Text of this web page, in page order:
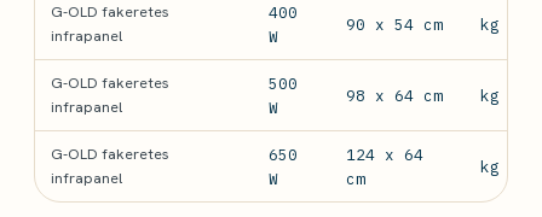
G-OLD fakeretes
infrapanel
400
W
90 x 54 cm kg
G-OLD fakeretes
infrapanel
500
W
98 x 64 cm kg
G-OLD fakeretes
infrapanel
650
W
124 x 64
cm
kg